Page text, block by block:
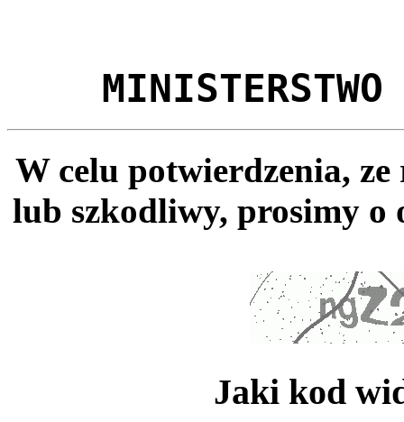
MINISTERSTWO
W celu potwierdzenia,
lub szkodliwy, prosimy o
Jaki kod